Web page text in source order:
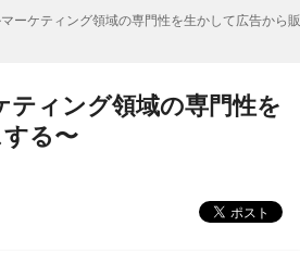
ーケティング領域の専門性を生かして広告から販
ィング領域の専門性を
る〜